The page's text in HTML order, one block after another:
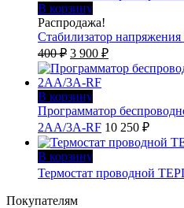
В корзину
Распродажа!
Стабилизатор
400₽ Первоначальная
цена
составляла
4
400 ₽.
3 900 ₽Текущая
цена:
3
В корзину
Программатор
2AA/3A-RF 10 250 ₽
В корзину
Термостат проводной
Покупателям